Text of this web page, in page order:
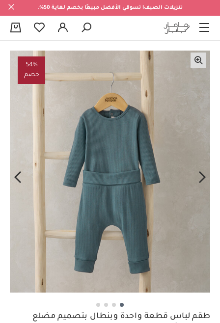
تنزيلات الصيف! تسوقي الأفضل مبيعًا بخصم لغاية 50%.
54%
خصم
طقم لباس قطعة واحدة وبنطال بتصميم مضلع